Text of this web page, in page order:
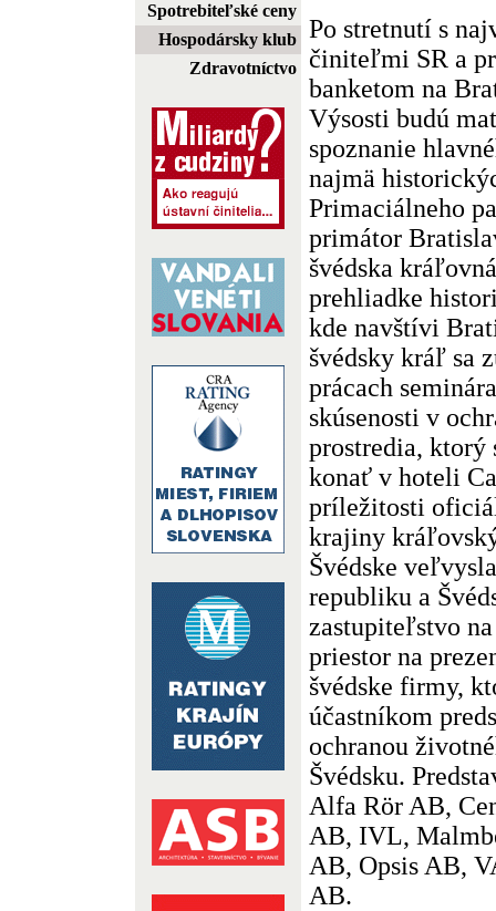
Spotrebiteľské ceny
Hospodársky klub
Zdravotníctvo
Po stretnutí s
činiteľmi SR a
banketom na
Výsosti budú
spoznanie
najmä
Primaciálneho
primátor
švédska
prehliadke
kde navštívi
švédsky kráľ sa
prácach
skúsenosti v
prostredia, ktorý
konať v hoteli
príležitosti
krajiny
Švédske
republiku a
zastupiteľstvo
priestor na
švédske firmy,
účastníkom
ochranou
Švédsku.
Alfa Rör AB,
AB, IVL,
AB, Opsis AB,
AB.